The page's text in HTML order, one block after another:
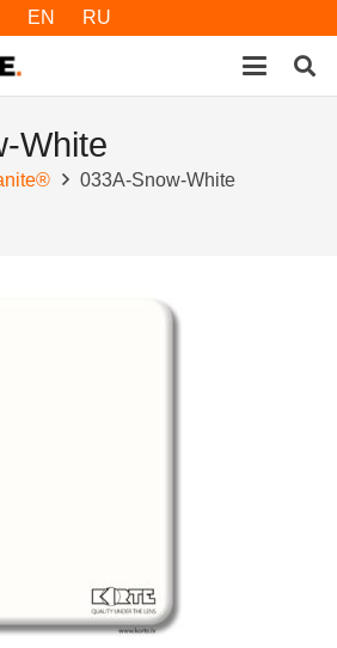
EN RU
White
033A-Snow-White